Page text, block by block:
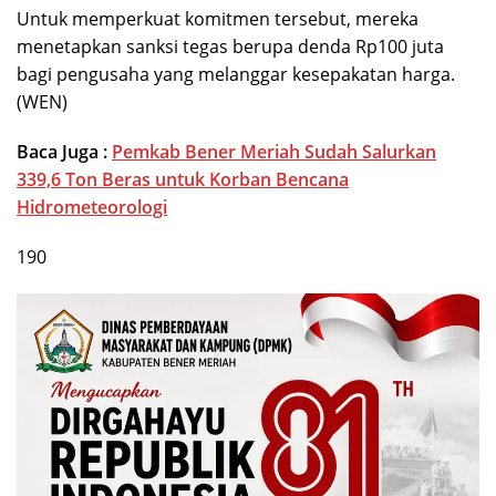
Untuk memperkuat komitmen tersebut, mereka
menetapkan sanksi tegas berupa denda Rp100 juta
bagi pengusaha yang melanggar kesepakatan harga.
(WEN)
Baca Juga : Pemkab Bener Meriah Sudah Salurkan
339,6 Ton Beras untuk Korban Bencana
Hidrometeorologi
190